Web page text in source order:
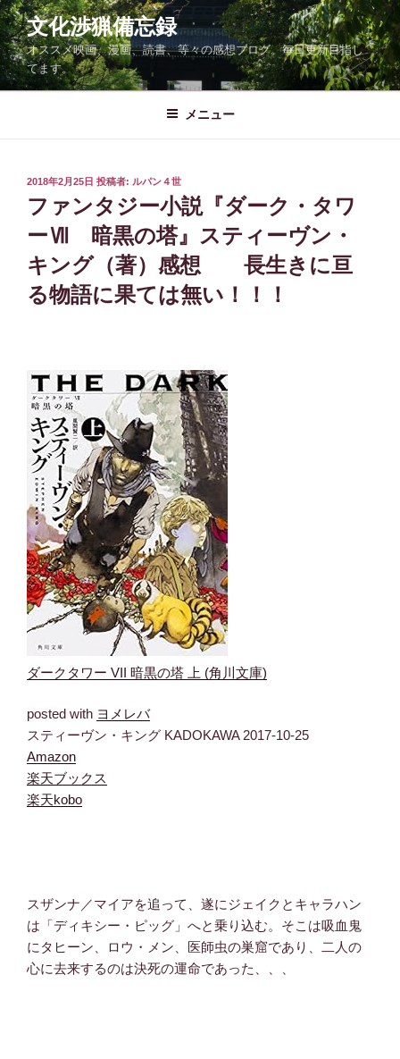
コ
ン
テ
ン
ツ
ス
文化渉猟備忘録
オススメ映画、漫画、読書、等々の感想ブログ。毎日更新目指し
てます。
メニュー
投
稿
日:
2018年2月25日 投稿者: ルパン４世
ファンタジー小説『ダーク・タワ
ーⅦ 暗黒の塔』スティーヴン・
キング（著）感想 長生きに亘
る物語に果ては無い！！！
ダークタワー VII 暗黒の塔 上 (角川文庫)
posted with ヨメレバ
スティーヴン・キング KADOKAWA 2017-10-25
Amazon
楽天ブックス
楽天kobo
スザンナ／マイアを追って、遂にジェイクとキャラハン
は「ディキシー・ピッグ」へと乗り込む。そこは吸血鬼
にタヒーン、ロウ・メン、医師虫の巣窟であり、二人の
心に去来するのは決死の運命であった、、、